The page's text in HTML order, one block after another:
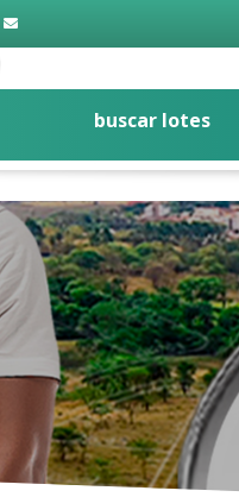
buscar lotes